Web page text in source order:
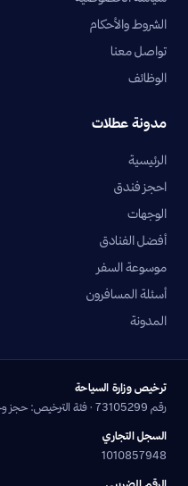
الشروط والأحكام
تواصل معنا
الوظائف
مدونة عطلات
الرئيسية
احجز فندق
الوجهات
أفضل الفنادق
موسوعة السفر
أسئلة المسافرون
المدونة
ترخيص وزارة السياحة
رقم 73105299 · فئة الترخيص: حجز وحدات الضيافة وتنظيم الرحلات السياحية
السجل التجاري
1010857948